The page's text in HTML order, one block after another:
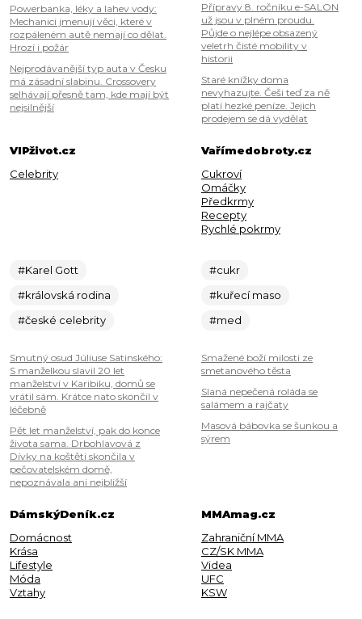
Powerbanka, léky a lahev vody:
Mechanici jmenují věci, které v
rozpáleném autě nemají co dělat.
Hrozí i požár
Nejprodávanější typ auta v Česku
má zásadní slabinu. Crossovery
selhávají přesně tam, kde mají být
nejsilnější
Přípravy 8. ročníku e-SALON
už jsou v plném proudu.
Půjde o nejlépe obsazený
veletrh čisté mobility v
historii
Staré knížky doma
nevyhazujte. Češi teď za ně
platí hezké peníze. Jejich
prodejem se dá vydělat
VIPživot.cz
Celebrity
#Karel Gott
#královská rodina
#české celebrity
Smutný osud Júliuse Satinského:
S manželkou slavil 20 let
manželství v Karibiku, domů se
vrátil sám. Krátce nato skončil v
léčebně
Pět let manželství, pak do konce
života sama. Drbohlavová z
Dívky na koštěti skončila v
pečovatelském domě,
nepoznávala ani nejbližší
Vařímedobroty.cz
Cukroví
Omáčky
Předkrmy
Recepty
Rychlé pokrmy
#cukr
#kuřecí maso
#med
Smažené boží milosti ze
smetanového těsta
Slaná nepečená roláda se
salámem a rajčaty
Masová bábovka se šunkou a
sýrem
DámskýDeník.cz
Domácnost
Krása
Lifestyle
Móda
Vztahy
MMAmag.cz
Zahraniční MMA
CZ/SK MMA
Videa
UFC
KSW